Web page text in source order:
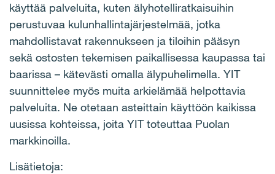
käyttää palveluita, kuten älyhotelliratkaisuihin
perustuvaa kulunhallintajärjestelmää, jotka
mahdollistavat rakennukseen ja tiloihin pääsyn
sekä ostosten tekemisen paikallisessa kaupassa tai
baarissa – kätevästi omalla älypuhelimella. YIT
suunnittelee myös muita arkielämää helpottavia
palveluita. Ne otetaan asteittain käyttöön kaikissa
uusissa kohteissa, joita YIT toteuttaa Puolan
markkinoilla.
Lisätietoja: